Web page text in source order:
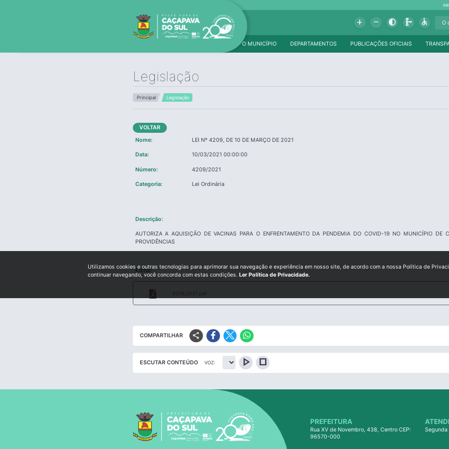
Add Remove Contrast Schema Accessible
PUBLICAÇÕES OFICIAIS
DEPARTAMENTOS
O MUNICÍPIO
Legislação
Principal Legislação
VOLTAR
Nome:
LEI Nº 4209, DE 10 DE MARÇO DE 2021
Data: 10/03/2021 00:00:00
Número: 4209/2021
Categoria: Lei Ordinária
Descrição:
AUTORIZA A AQUISIÇÃO DE VACINAS PARA O ENFRENTAMENTO DA PENDEMIA DO COVID-19 NO MUNICÍPIO DE
PROVIDÊNCIAS
Edital:
4209_2021.pdf
COMPARTILHAR share
ESCUTAR CONTEÚDO VOZ: play_arrow stop
PREFEITURA
Rua XV de Novembro, 438, Centro CEP:
96570-000
Segunda
Utilizamos cookies e outras tecnologias para aprimorar sua navegação e experiência em nosso site, de acordo com a nossa Política de
continuar navegando, você concorda com estas condições. Ler Política de Privacidade.